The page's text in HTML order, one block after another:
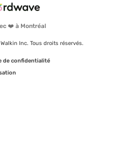
❤️ à Montréal
Inc. Tous droits réservés.
de confidentialité